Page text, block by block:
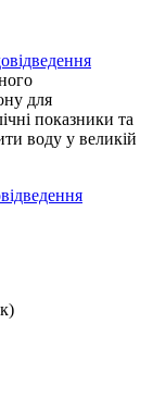
для
показники та
воду у великій